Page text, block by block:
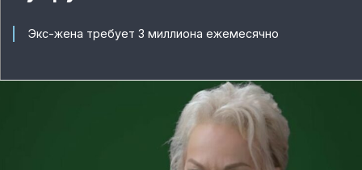
Экс-жена требует 3 миллиона ежемесячно